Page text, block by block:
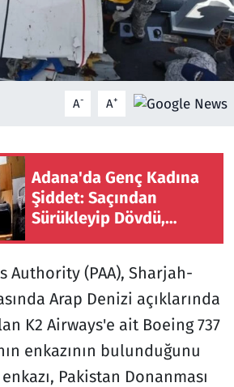
A- A+
Adana'da Genç Kadına
Şiddet: Saçından
Sürükleyip Dövdü,
Authority (PAA), Sharjah-
Arap Denizi açıklarında
K2 Airways'e ait Boeing 737
enkazının bulunduğunu
enkazı, Pakistan Donanması